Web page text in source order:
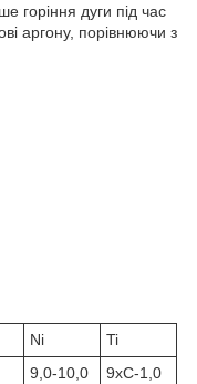
горіння дуги під час
аргону, порівнюючи з
Ni
Ti
9,0-10,0 9xC-1,0